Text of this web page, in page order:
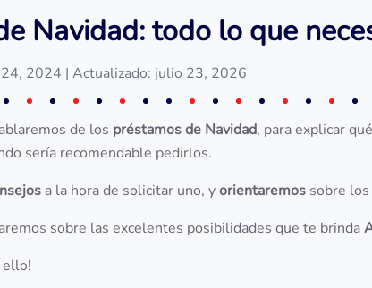
Navidad: todo lo que
2024 | Actualizado: julio 23, 2026
de los préstamos de Navidad, para explicar
sería recomendable pedirlos.
a la hora de solicitar uno, yorientaremos sobre
sobre las excelentes posibilidades que te brinda
ello!